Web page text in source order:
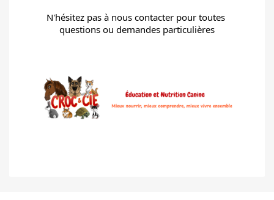
N'hésitez pas à nous contacter pour toutes
questions ou demandes particulières